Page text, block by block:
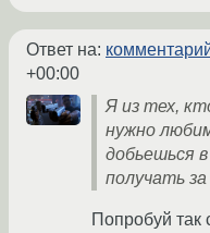
Ответ на:
+00:00
Я из тех,
нужно
добьешься
получать
Попробуй